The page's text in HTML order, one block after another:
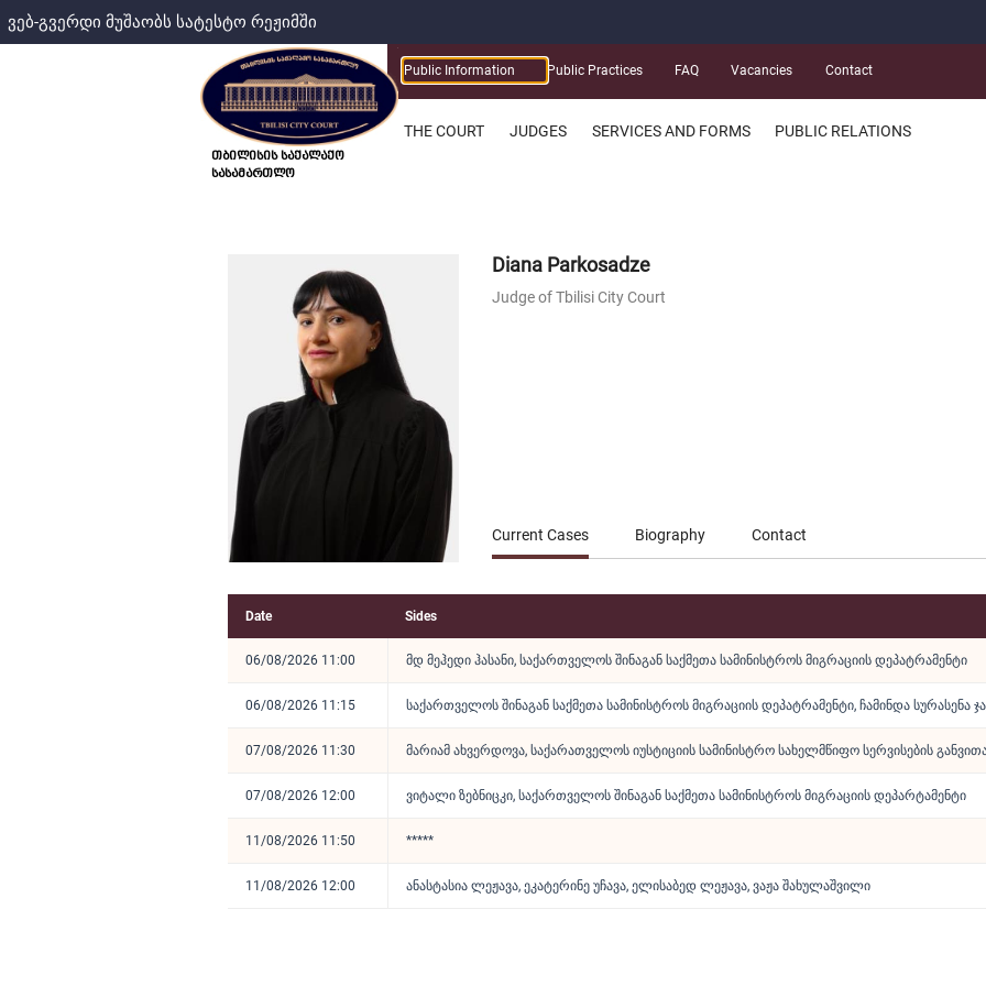
ვებ-გვერდი მუშაობს სატესტო რეჟიმში
თბილისის საქალაქო
სასამართლო
Public Information Public Practices FAQ Vacancies Contact
THE COURT JUDGES SERVICES AND FORMS PUBLIC RELATIONS
Diana Parkosadze
Judge of Tbilisi City Court
Current Cases Biography Contact
Date Sides
06/08/2026 11:00 მდ მეჰედი ჰასანი, საქართველოს შინაგან საქმეთა სამინისტროს მიგრაციის დეპატრამენტი
06/08/2026 11:15 საქართველოს შინაგან საქმეთა სამინისტროს მიგრაციის დეპატრამენტი, ჩამინდა სურასენა
07/08/2026 11:30 მარიამ ახვერდოვა, საქარათველოს იუსტიციის სამინისტრო სახელმწიფო სერვისების
07/08/2026 12:00 ვიტალი ზებნიცკი, საქართველოს შინაგან საქმეთა სამინისტროს მიგრაციის დეპარტამენტი
11/08/2026 11:50 *****
11/08/2026 12:00 ანასტასია ლეჟავა, ეკატერინე უჩავა, ელისაბედ ლეჟავა, ვაჟა შახულაშვილი